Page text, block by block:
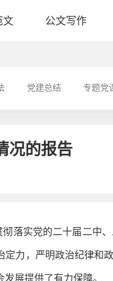
文 公文写作
党建总结 专题党
况的报告
落实党的二十届二中
力，严明政治纪律和
展提供了有力保障。